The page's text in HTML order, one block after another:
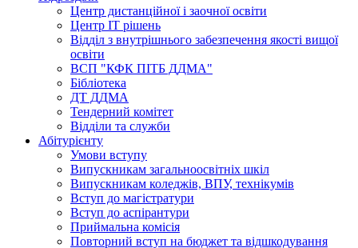
Центр дистанційної і заочної освіти
Центр ІТ рішень
Відділ з внутрішнього забезпечення якості вищої
освіти
ВСП "КФК ПІТБ ДДМА"
Бібліотека
ДТ ДДМА
Тендерний комітет
Відділи та служби
Абітурієнту
Умови вступу
Випускникам загальноосвітніх шкіл
Випускникам коледжів, ВПУ, технікумів
Вступ до магістратури
Вступ до аспірантури
Приймальна комісія
Повторний вступ на бюджет та відшкодування